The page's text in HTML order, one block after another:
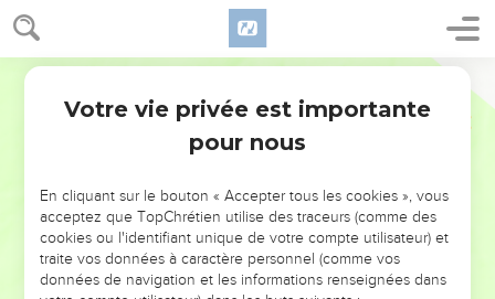
NE MANQUEZ PAS L’ÉVÉNEMENT
DE L’ANNÉE !
ET SI LEURS ERREURS POUVAIENT VOUS ÉVITER LES
VOTRES ?
Votre vie privée est importante
pour nous
En cliquant sur le bouton « Accepter tous les cookies », vous
acceptez que TopChrétien utilise des traceurs (comme des
cookies ou l'identifiant unique de votre compte utilisateur) et
traite vos données à caractère personnel (comme vos
données de navigation et les informations renseignées dans